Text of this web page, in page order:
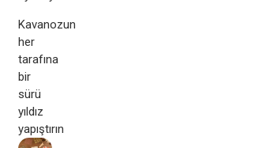
Kavanozun
her
tarafına
bir
sürü
yıldız
yapıştırın